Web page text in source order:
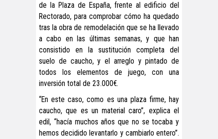
de la Plaza de España, frente al edificio del
Rectorado, para comprobar cómo ha quedado
tras la obra de remodelación que se ha llevado
a cabo en las últimas semanas, y que han
consistido en la sustitución completa del
suelo de caucho, y el arreglo y pintado de
todos los elementos de juego, con una
inversión total de 23.000€.
“En este caso, como es una plaza firme, hay
caucho, que es un material caro”, explica el
edil, “hacía muchos años que no se tocaba y
hemos decidido levantarlo y cambiarlo entero”.